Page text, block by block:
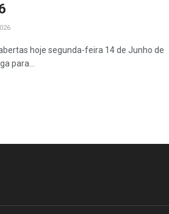
hoje segunda-feira 14 de Junho de
para...